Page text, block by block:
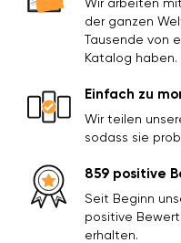
der ganzen
Tausende von
Katalog haben.
Einfach zu
Wir teilen
sodass sie
859 positive
Seit Beginn
positive
erhalten.